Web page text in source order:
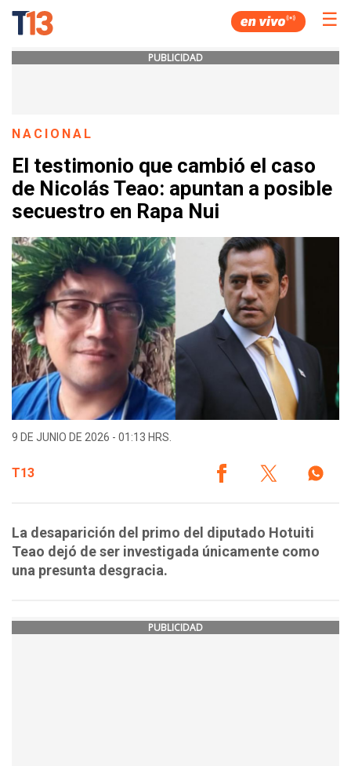
☰
PUBLICIDAD
NACIONAL
El testimonio que cambió el caso
de Nicolás Teao: apuntan a posible
secuestro en Rapa Nui
9 DE JUNIO DE 2026 - 01:13 HRS.
T13
La desaparición del primo del diputado Hotuiti
Teao dejó de ser investigada únicamente como
una presunta desgracia.
PUBLICIDAD